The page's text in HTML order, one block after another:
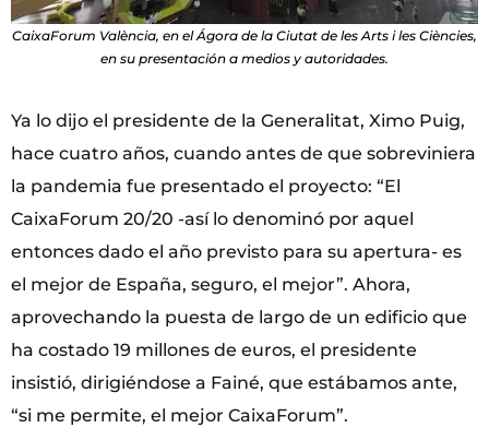
CaixaForum València, en el Ágora de la Ciutat de les Arts i les Ciències,
en su presentación a medios y autoridades.
Ya lo dijo el presidente de la Generalitat, Ximo Puig,
hace cuatro años, cuando antes de que sobreviniera
la pandemia fue presentado el proyecto: “El
CaixaForum 20/20 -así lo denominó por aquel
entonces dado el año previsto para su apertura- es
el mejor de España, seguro, el mejor”. Ahora,
aprovechando la puesta de largo de un edificio que
ha costado 19 millones de euros, el presidente
insistió, dirigiéndose a Fainé, que estábamos ante,
“si me permite, el mejor CaixaForum”.